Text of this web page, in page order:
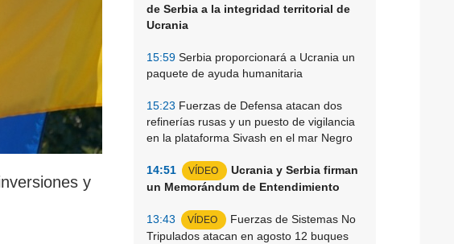
de Serbia a la integridad territorial de
Ucrania
15:59 Serbia proporcionará a Ucrania un
paquete de ayuda humanitaria
15:23 Fuerzas de Defensa atacan dos
refinerías rusas y un puesto de vigilancia
en la plataforma Sivash en el mar Negro
14:51 VÍDEO
Ucrania y Serbia firman
un Memorándum de Entendimiento
13:43 VÍDEO
Fuerzas de Sistemas No
Tripulados atacan en agosto 12 buques
y